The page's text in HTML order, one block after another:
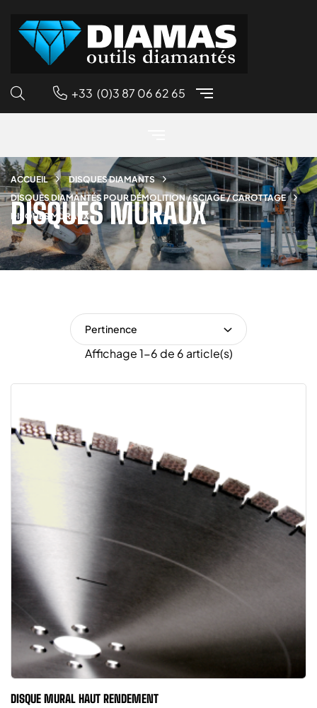
+33 (0)3 87 06 62 65
ACCUEIL
DISQUES DIAMANTS
DISQUES DIAMANTÉS POUR DÉMOLITION / SCIAGE / CAROTTAGE
DISQUES MURAUX
DISQUES MURAUX
Pertinence
Affichage 1-6 de 6 article(s)
DISQUE MURAL HAUT RENDEMENT